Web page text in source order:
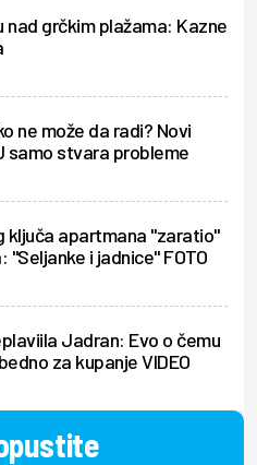
nad grčkim plažama: Kazne
ne može da radi? Novi
samo stvara probleme
ključa apartmana "zaratio"
i jadnice" FOTO
Jadran: Evo o čemu
za kupanje VIDEO